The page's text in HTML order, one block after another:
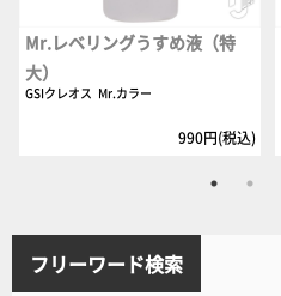
Mr.レベリングうすめ液（特
大）
GSIクレオス Mr.カラー
990円(税込)
フリーワード検索